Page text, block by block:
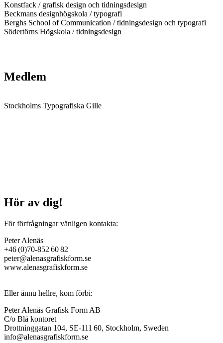
Konstfack / grafisk design och tidningsdesign
Beckmans designhögskola / typografi
Berghs School of Communication / tidningsdesign och typografi
Södertörns Högskola / tidningsdesign
Medlem
Stockholms Typografiska Gille
Hör av dig!
För förfrågningar vänligen kontakta:
Peter Alenäs
+46 (0)70-852 60 82
peter@alenasgrafiskform.se
www.alenasgrafiskform.se
Eller ännu hellre, kom förbi:
Peter Alenäs Grafisk Form AB
C/o Blå kontoret
Drottninggatan 104, SE-111 60, Stockholm, Sweden
info@alenasgrafiskform.se